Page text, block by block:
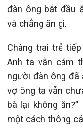
đàn ông bắt đầu
và chẳng ăn gì.
Chàng trai trẻ
Anh ta vẫn cảm
người đàn ông đã
vợ ông ta vẫn
bà lại không
một cách thông